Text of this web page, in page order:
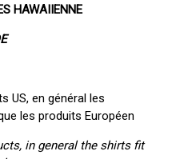
HAWAIIENNE
US, en général les
les produits Européen
in general the shirts fit